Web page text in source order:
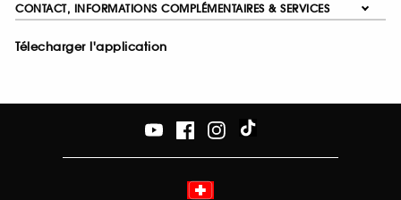
CONTACT, INFORMATIONS COMPLÉMENTAIRES & SERVICES
Télecharger l'application